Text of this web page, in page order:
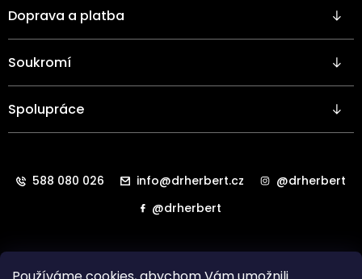
Doprava a platba
Soukromí
Spolupráce
588 080 026 info@drherbert.cz
@drherbert
@drherbert